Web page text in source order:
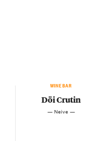
WINEBAR
Döi Crutin
— Neive —